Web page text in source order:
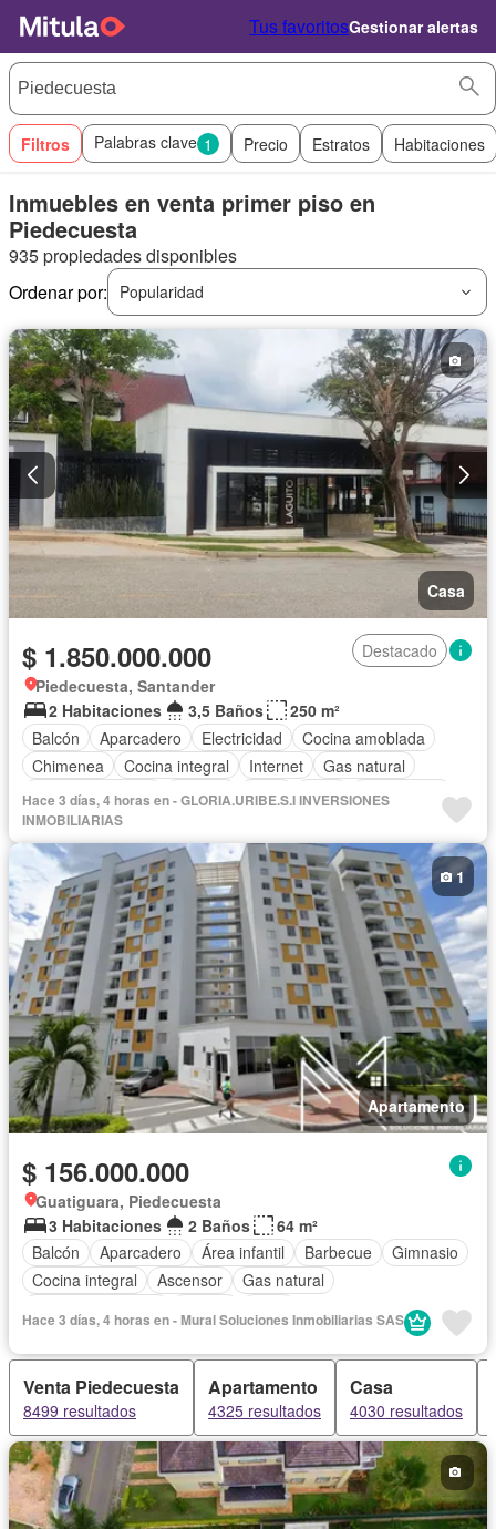
Tus favoritosGestionar alertas
Filtros Palabras clave 1 Precio Estratos Habitaciones
Inmuebles en venta primer piso en
Piedecuesta
935 propiedades disponibles
Ordenar por:
Popularidad
Casa
$ 1.850.000.000
Destacado
Piedecuesta, Santander
2 Habitaciones
3,5 Baños
250 m²
Balcón
Aparcadero Electricidad
Cocina amoblada
Chimenea
Cocina integral Internet
Gas natural
Vista panorámica
Terraza Agua Patio
Área infantil
Acceso para personas con discapacidad
Barbecue
Caseta de vigilancia Gimnasio
Sauna
Seguridad privada
Piscina
Hace 3 días, 4 horas en - GLORIA.URIBE.S.I INVERSIONES
INMOBILIARIAS
Apartamento
1
$ 156.000.000
Guatiguara, Piedecuesta
3 Habitaciones
2 Baños
64 m²
Balcón
Aparcadero Área infantil Barbecue
Gimnasio
Cocina integral
Ascensor
Gas natural
Hace 3 días, 4 horas en - Mural Soluciones Inmobiliarias SAS
Venta Piedecuesta
8499 resultados
Apartamento
4325 resultados
Casa
4030 resultados